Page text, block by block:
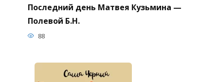
Последний день Матвея Кузьмина —
Полевой Б.Н.
88